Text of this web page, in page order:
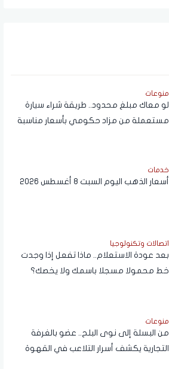
منوعات
لو معاك مبلغ محدود.. طريقة شراء سيارة
مستعملة من مزاد حكومي بأسعار مناسبة
خدمات
أسعار الذهب اليوم السبت 8 أغسطس 2026
اتصالات وتكنولوجيا
بعد عودة الاستعلام.. ماذا تفعل إذا وجدت
خط محمولا مسجلا باسمك ولا يخصك؟
منوعات
من البسلة إلى نوى البلح.. عضو بالغرفة
التجارية يكشف أسرار التلاعب في القهوة